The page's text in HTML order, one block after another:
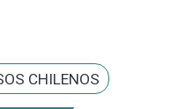
CHILENOS